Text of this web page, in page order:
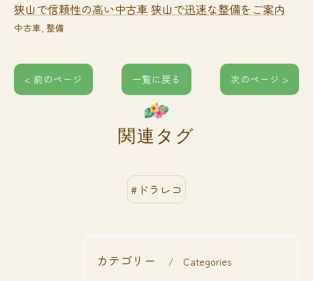
狭山で信頼性の高い中古車 狭山で迅速な整備をご案内
中古車 整備
< 前のページ 一覧に戻る 次のページ >
関連タグ
#ドラレコ
カテゴリー Categories